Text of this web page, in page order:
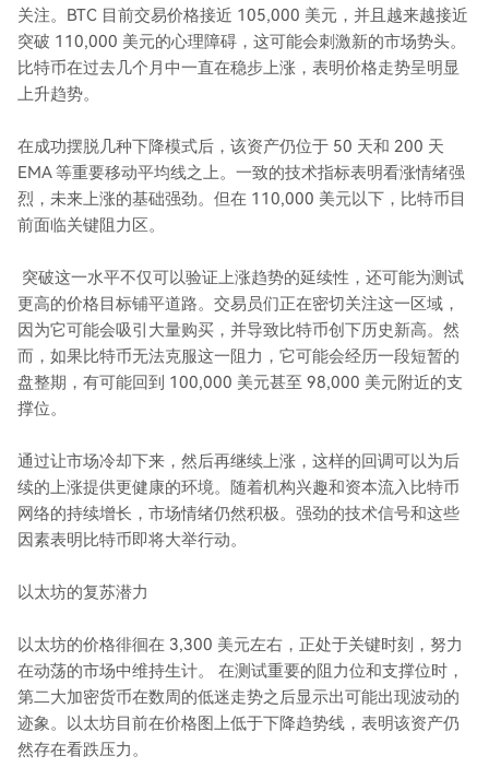
关注。BTC 目前交易价格接近 105,000 美元，并且越来越接近
突破 110,000 美元的心理障碍，这可能会刺激新的市场势头。
比特币在过去几个月中一直在稳步上涨，表明价格走势呈明显
上升趋势。
在成功摆脱几种下降模式后，该资产仍位于 50 天和 200 天
EMA 等重要移动平均线之上。一致的技术指标表明看涨情绪强
烈，未来上涨的基础强劲。但在 110,000 美元以下，比特币目
前面临关键阻力区。
突破这一水平不仅可以验证上涨趋势的延续性，还可能为测试
更高的价格目标铺平道路。交易员们正在密切关注这一区域，
因为它可能会吸引大量购买，并导致比特币创下历史新高。然
而，如果比特币无法克服这一阻力，它可能会经历一段短暂的
盘整期，有可能回到 100,000 美元甚至 98,000 美元附近的支
撑位。
通过让市场冷却下来，然后再继续上涨，这样的回调可以为后
续的上涨提供更健康的环境。随着机构兴趣和资本流入比特币
网络的持续增长，市场情绪仍然积极。强劲的技术信号和这些
因素表明比特币即将大举行动。
以太坊的复苏潜力
以太坊的价格徘徊在 3,300 美元左右，正处于关键时刻，努力
在动荡的市场中维持生计。 在测试重要的阻力位和支撑位时，
第二大加密货币在数周的低迷走势之后显示出可能出现波动的
迹象。以太坊目前在价格图上低于下降趋势线，表明该资产仍
然存在看跌压力。